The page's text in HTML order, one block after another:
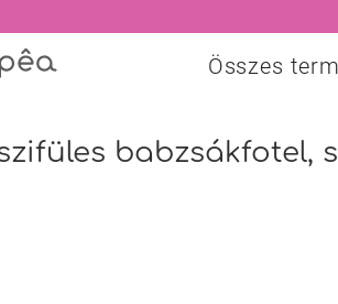
Összes
babzsákfotel,